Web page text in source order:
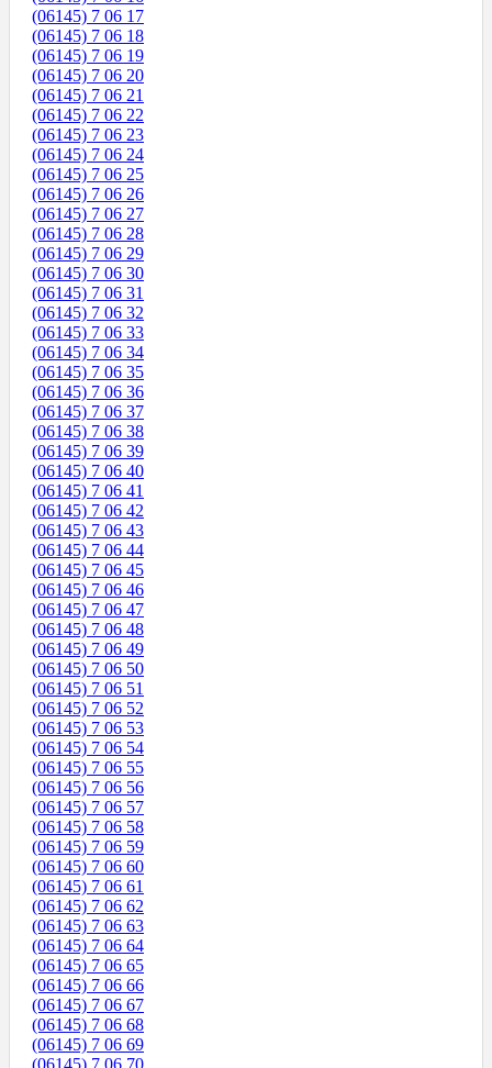
(06145) 7 06 17
(06145) 7 06 18
(06145) 7 06 19
(06145) 7 06 20
(06145) 7 06 21
(06145) 7 06 22
(06145) 7 06 23
(06145) 7 06 24
(06145) 7 06 25
(06145) 7 06 26
(06145) 7 06 27
(06145) 7 06 28
(06145) 7 06 29
(06145) 7 06 30
(06145) 7 06 31
(06145) 7 06 32
(06145) 7 06 33
(06145) 7 06 34
(06145) 7 06 35
(06145) 7 06 36
(06145) 7 06 37
(06145) 7 06 38
(06145) 7 06 39
(06145) 7 06 40
(06145) 7 06 41
(06145) 7 06 42
(06145) 7 06 43
(06145) 7 06 44
(06145) 7 06 45
(06145) 7 06 46
(06145) 7 06 47
(06145) 7 06 48
(06145) 7 06 49
(06145) 7 06 50
(06145) 7 06 51
(06145) 7 06 52
(06145) 7 06 53
(06145) 7 06 54
(06145) 7 06 55
(06145) 7 06 56
(06145) 7 06 57
(06145) 7 06 58
(06145) 7 06 59
(06145) 7 06 60
(06145) 7 06 61
(06145) 7 06 62
(06145) 7 06 63
(06145) 7 06 64
(06145) 7 06 65
(06145) 7 06 66
(06145) 7 06 67
(06145) 7 06 68
(06145) 7 06 69
(06145) 7 06 70